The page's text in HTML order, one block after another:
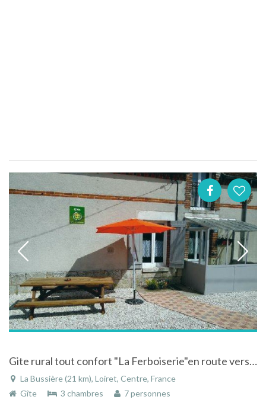
Gite rural tout confort "La Ferboiserie"en route vers le Berry et les châteaux de la Loire
La Bussière (21 km), Loiret, Centre, France
Gîte
3 chambres 7 personnes